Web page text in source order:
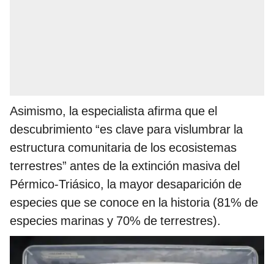
Asimismo, la especialista afirma que el
descubrimiento “es clave para vislumbrar la
estructura comunitaria de los ecosistemas
terrestres” antes de la extinción masiva del
Pérmico-Triásico, la mayor desaparición de
especies que se conoce en la historia (81% de
especies marinas y 70% de terrestres).